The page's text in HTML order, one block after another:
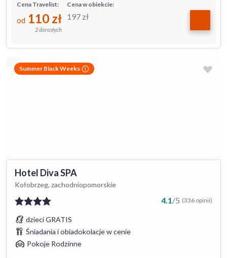
Cena w obiekcie:
197 zł
Cena Travelist:
od 110 zł
2 dorosłych
Summer Black Weeks
Hotel Diva SPA
Kołobrzeg, zachodniopomorskie
4.1/5 (336 opinii)
dzieci GRATIS
Śniadania i obiadokolacje w cenie
Pokoje Rodzinne